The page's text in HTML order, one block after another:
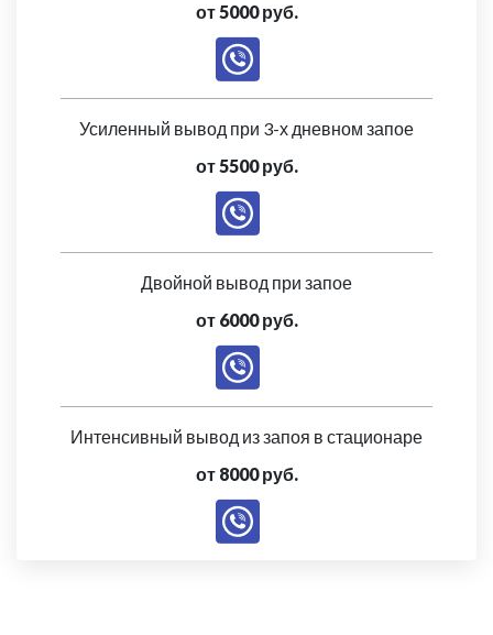
от 5000 руб.
Усиленный вывод при 3-х дневном запое
от 5500 руб.
Двойной вывод при запое
от 6000 руб.
Интенсивный вывод из запоя в стационаре
от 8000 руб.